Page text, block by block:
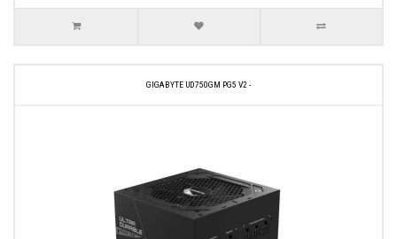
GIGABYTE UD750GM PG5 V2 -